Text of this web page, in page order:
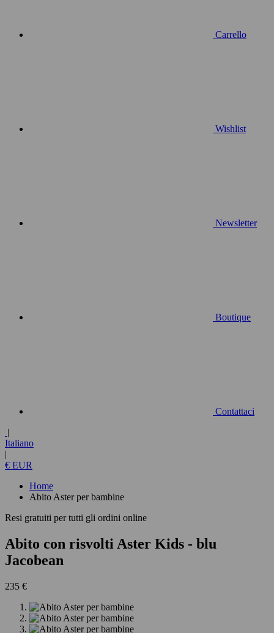
Carrello
Wishlist
Newsletter
Boutique
Contattaci
|
Italiano
|
€ EUR
Home
Abito Aster per bambine
Resi gratuiti per tutti gli ordini online
Abito con risvolti Aster Kids - blu
Jacobean
235 €